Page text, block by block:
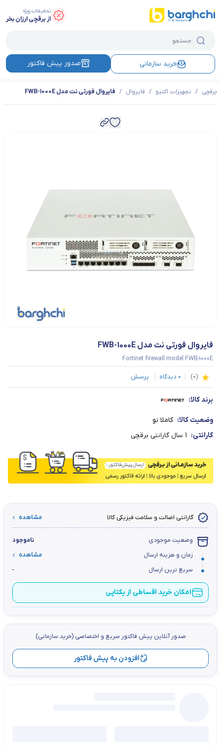
تخفیفات ویژه
از برقچی ارزان بخر
خرید سازمانی صدور پیش فاکتور
برقچی / تجهیزات اکتیو / فایروال / فایروال فورتی نت مدل FWB-1000E
فایروال فورتی نت مدل FWB-1000E
Fortinet firewall model FWB-1000E
(
0
)
0 دیدگاه پرسش
برند کالا:
وضعیت کالا: کاملا نو
گارانتی: 1 سال گارانتی برقچی
گارانتی اصالت و سلامت فیزیکی کالا مشاهده
وضعیت موجودی
ناموجود
زمان و هزینه ارسال
مشاهده
سریع ترین ارسال
-
امکان خرید اقساطی از یکتاپی
صدور آنلاین پيش فاكتور سریع و اختصاصي (خرید سازمانی)
افزودن به پیش فاکتور